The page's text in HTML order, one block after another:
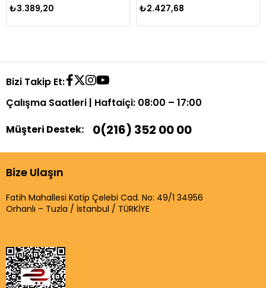
₺3.389,20 ₺2.427,68
Bizi Takip Et:
Çalışma Saatleri | Haftaiçi: 08:00 – 17:00
Müşteri Destek:
0(216) 352 00 00
Bize Ulaşın
Fatih Mahallesi Katip Çelebi Cad. No: 49/1 34956
Orhanlı – Tuzla / İstanbul / TÜRKİYE